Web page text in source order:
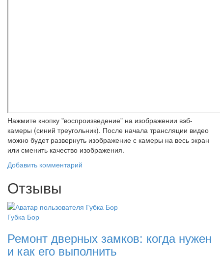
Нажмите кнопку "воспроизведение" на изображении вэб-
камеры (синий треугольник). После начала трансляции видео
можно будет развернуть изображение с камеры на весь экран
или сменить качество изображения.
Добавить комментарий
Отзывы
Губка Бор
Ремонт дверных замков: когда нужен
и как его выполнить